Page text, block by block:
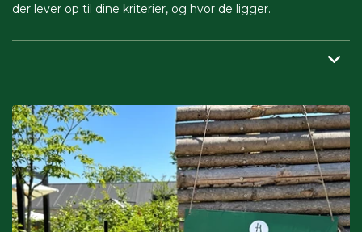
der lever op til dine kriterier, og hvor de ligger.
Region:her indsnævrer du, så du får vist haver tæt på dig.
Periode:vil du besøge Åbne Haver i en bestemt periode,
skal du sætte både start- og slutdato på.
Interesser:du kan også søge på interesser, hvis du fx er
glad for drivhus eller biodiversitet.
Kombination af kategorier:du kan også vinge af i flere
kategorier for at gøre din søgning endnu mere specifik.
Åbne haver
haver.